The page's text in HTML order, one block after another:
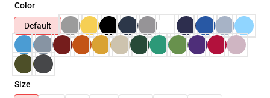
Color
Default
Size